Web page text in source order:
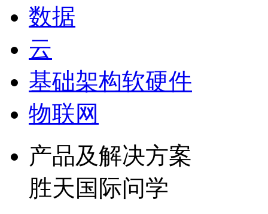
数据
云
基础架构软硬件
物联网
产品及解决方案
胜天国际问学